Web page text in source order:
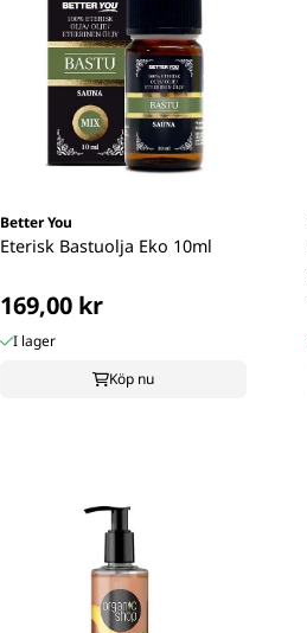
Better You
Eterisk Bastuolja Eko 10ml
169,00 kr
I lager
Köp nu